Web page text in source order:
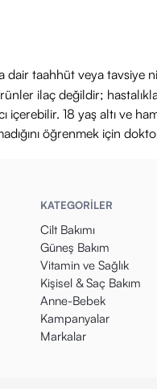
dair taahhüt veya
ilaç değildir;
içerebilir. 18 yaş altı
öğrenmek için
KATEGORİLER
Cilt Bakımı
Güneş Bakım
Vitamin ve Sağlık
Kişisel & Saç Bakım
Anne-Bebek
Kampanyalar
Markalar